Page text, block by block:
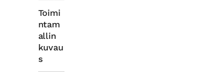
Toimi
ntam
allin
kuvau
s